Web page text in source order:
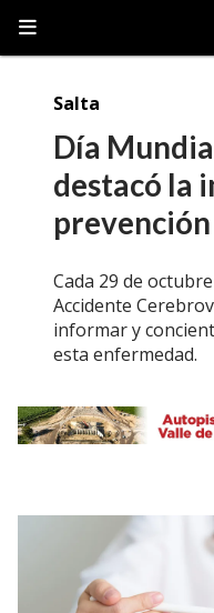
Día
destacó la
prevención
Cada 29 de
Accidente
informar y
esta enfermedad.
Salta